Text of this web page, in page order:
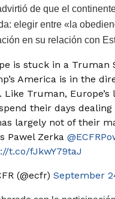
de que el
elegir entre «la
en su relación con
is stuck in a Truman
America is in the
Like Truman, Europe’s
their days dealing
largely not of their
Pawel Zerka
t.co/fJkwY79taJ
(@ecfr) September